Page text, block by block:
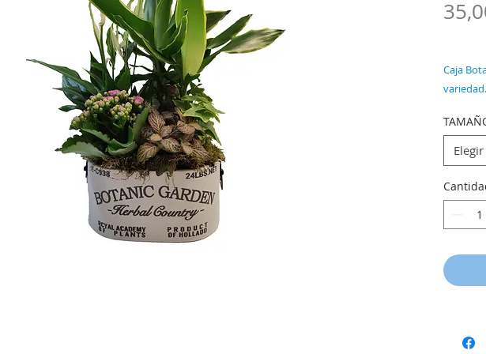
Caja
variedad.
En el
planta
Elegir